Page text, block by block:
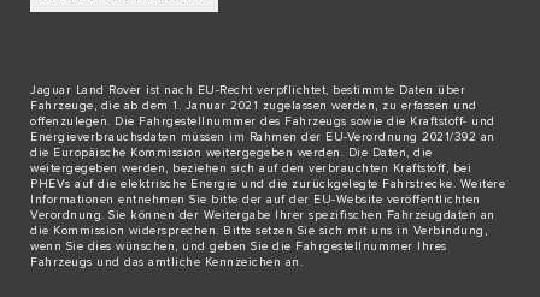
Jaguar Land Rover ist nach EU-Recht verpflichtet, bestimmte Daten über
Fahrzeuge, die ab dem 1. Januar 2021 zugelassen werden, zu erfassen und
offenzulegen. Die Fahrgestellnummer des Fahrzeugs sowie die Kraftstoff- und
Energieverbrauchsdaten müssen im Rahmen der EU-Verordnung 2021/392 an
die Europäische Kommission weitergegeben werden. Die Daten, die
weitergegeben werden, beziehen sich auf den verbrauchten Kraftstoff, bei
PHEVs auf die elektrische Energie und die zurückgelegte Fahrstrecke. Weitere
Informationen entnehmen Sie bitte der auf der EU-Website veröffentlichten
Verordnung. Sie können der Weitergabe Ihrer spezifischen Fahrzeugdaten an
die Kommission widersprechen. Bitte setzen Sie sich mit uns in Verbindung ,
wenn Sie dies wünschen, und geben Sie die Fahrgestellnummer Ihres
Fahrzeugs und das amtliche Kennzeichen an.